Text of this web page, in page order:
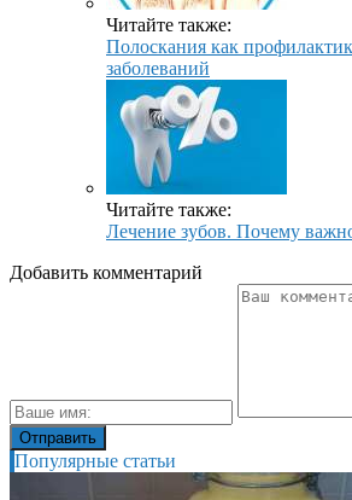
Читайте также:
Полоскания как
заболеваний
Читайте также:
Лечение зубов. Почему
Добавить комментарий
Популярные статьи